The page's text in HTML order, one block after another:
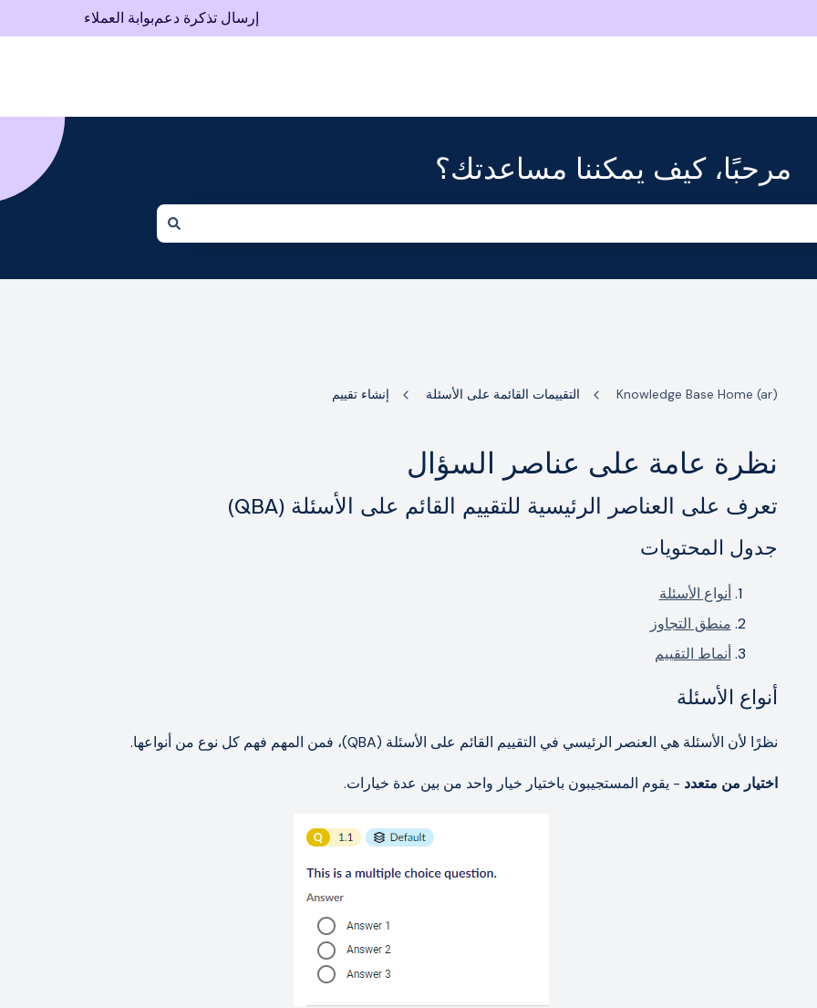
إرسال تذكرة دعمبوابة العملاء
مرحبًا، كيف يمكننا مساعدتك؟
Knowledge Base Home (ar) التقييمات القائمة على الأسئلة إنشاء تقييم
نظرة عامة على عناصر السؤال
تعرف على العناصر الرئيسية للتقييم القائم على الأسئلة (QBA)
جدول المحتويات
أنواع الأسئلة
منطق التجاوز
أنماط التقييم
أنواع الأسئلة
نظرًا لأن الأسئلة هي العنصر الرئيسي في التقييم القائم على الأسئلة (QBA)، فمن المهم فهم كل نوع من أنواعها.
اختيار من متعدد - يقوم المستجيبون باختيار خيار واحد من بين عدة خيارات.